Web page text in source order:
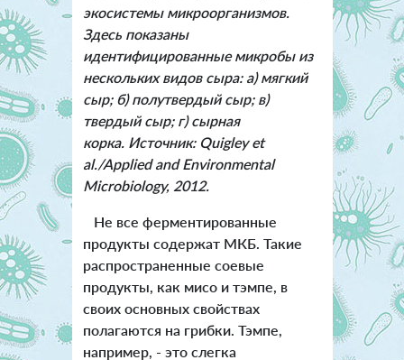
экосистемы микроорганизмов.
Здесь показаны
идентифицированные микробы из
нескольких видов сыра: а) мягкий
сыр; б) полутвердый сыр; в)
твердый сыр; г) сырная
корка. Источник: Quigley et
al./Applied and Environmental
Microbiology, 2012.
Не все ферментированные
продукты содержат МКБ. Такие
распространенные соевые
продукты, как мисо и тэмпе, в
своих основных свойствах
полагаются на грибки. Тэмпе,
например, - это слегка